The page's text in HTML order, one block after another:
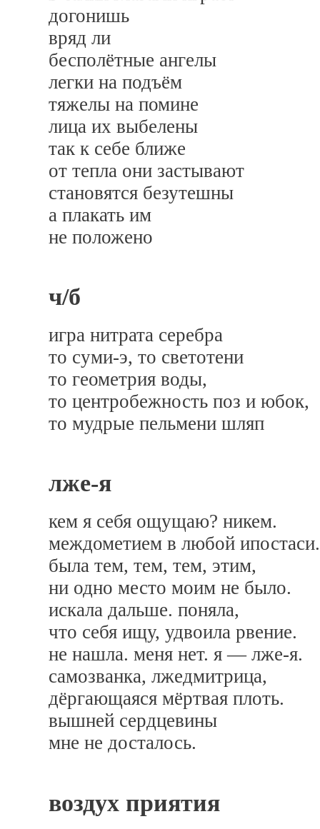
догонишь
вряд ли
бесполётные ангелы
легки на подъём
тяжелы на помине
лица их выбелены
так к себе ближе
от тепла они застывают
становятся безутешны
а плакать им
не положено
ч/б
игра нитрата серебра
то суми-э, то светотени
то геометрия воды,
то центробежность поз и юбок,
то мудрые пельмени шляп
лже-я
кем я себя ощущаю? никем.
междометием в любой ипостаси.
была тем, тем, тем, этим,
ни одно место моим не было.
искала дальше. поняла,
что себя ищу, удвоила рвение.
не нашла. меня нет. я — лже-я.
самозванка, лжедмитрица,
дёргающаяся мёртвая плоть.
вышней сердцевины
мне не досталось.
воздух приятия